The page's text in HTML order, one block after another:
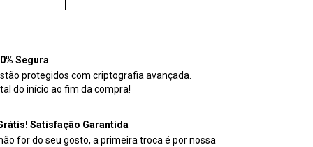
Segura
protegidos com criptografia avançada.
do início ao fim da compra!
Satisfação Garantida
for do seu gosto, a primeira troca é por nossa